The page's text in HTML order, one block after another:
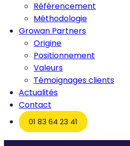
Référencement
Méthodologie
Growan Partners
Origine
Positionnement
Valeurs
Témoignages clients
Actualités
Contact
01 83 64 23 41